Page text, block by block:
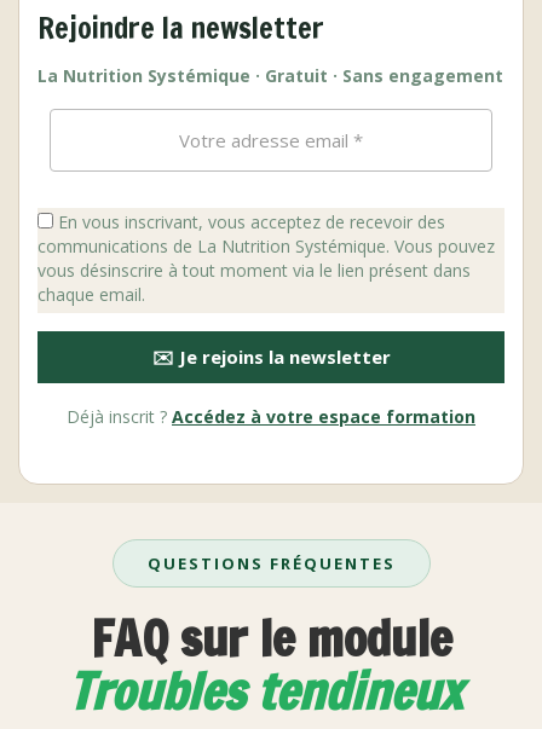
Rejoindre la newsletter
La Nutrition Systémique · Gratuit · Sans engagement
En vous inscrivant, vous acceptez de recevoir des
communications de La Nutrition Systémique. Vous pouvez
vous désinscrire à tout moment via le lien présent dans
chaque email.
✉️ Je rejoins la newsletter
Déjà inscrit ? Accédez à votre espace formation
QUESTIONS FRÉQUENTES
FAQ sur le module
Troubles tendineux